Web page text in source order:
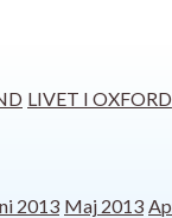
LIVET I OXFORD
2013 Maj 2013